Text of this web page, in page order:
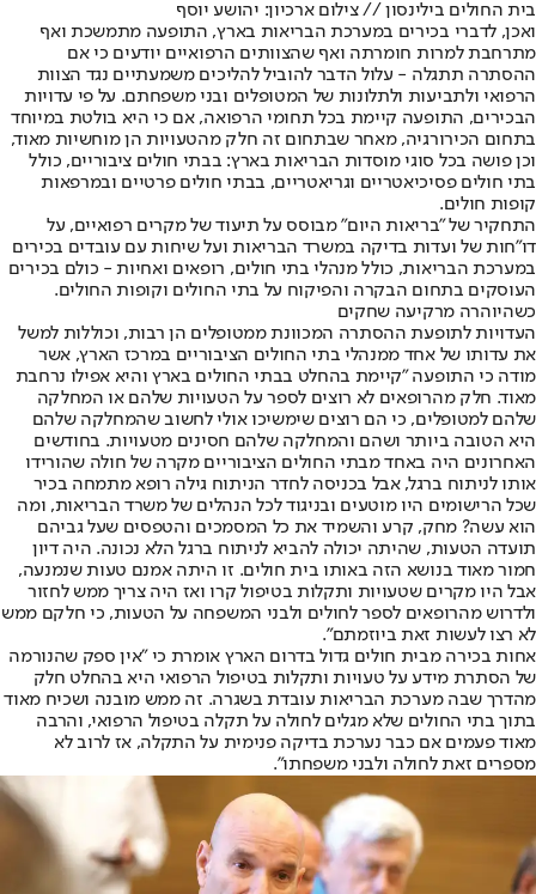
בית החולים בילינסון // צילום ארכיון: יהושע יוסף
ואכן, לדברי בכירים במערכת הבריאות בארץ, התופעה מתמשכת ואף
מתרחבת למרות חומרתה ואף שהצוותים הרפואיים יודעים כי אם
ההסתרה תתגלה - עלול הדבר להוביל להליכים משמעתיים נגד הצוות
הרפואי ולתביעות ולתלונות של המטופלים ובני משפחתם. על פי עדויות
הבכירים, התופעה קיימת בכל תחומי הרפואה, אם כי היא בולטת במיוחד
בתחום הכירורגיה, מאחר שבתחום זה חלק מהטעויות הן מוחשיות מאוד,
וכן פושה בכל סוגי מוסדות הבריאות בארץ: בבתי חולים ציבוריים, כולל
בתי חולים פסיכיאטריים וגריאטריים, בבתי חולים פרטיים ובמרפאות
קופות חולים.
התחקיר של "בריאות היום" מבוסס על תיעוד של מקרים רפואיים, על
דו"חות של ועדות בדיקה במשרד הבריאות ועל שיחות עם עובדים בכירים
במערכת הבריאות, כולל מנהלי בתי חולים, רופאים ואחיות - כולם בכירים
העוסקים בתחום הבקרה והפיקוח על בתי החולים וקופות החולים.
כשהיוהרה מרקיעה שחקים
העדויות לתופעת ההסתרה המכוונת ממטופלים הן רבות, וכוללות למשל
את עדותו של אחד ממנהלי בתי החולים הציבוריים במרכז הארץ, אשר
מודה כי התופעה "קיימת בהחלט בבתי החולים בארץ והיא אפילו נרחבת
מאוד. חלק מהרופאים לא רוצים לספר על הטעויות שלהם או המחלקה
שלהם למטופלים, כי הם רוצים שימשיכו אולי לחשוב שהמחלקה שלהם
היא הטובה ביותר ושהם והמחלקה שלהם חסינים מטעויות. בחודשים
האחרונים היה באחד מבתי החולים הציבוריים מקרה של חולה שהורידו
אותו לניתוח ברגל, אבל בכניסה לחדר הניתוח גילה רופא מתמחה בכיר
שכל הרישומים היו מוטעים ובניגוד לכל הנהלים של משרד הבריאות, ומה
הוא עשה? מחק, קרע והשמיד את כל המסמכים והטפסים שעל גביהם
תועדה הטעות, שהיתה יכולה להביא לניתוח ברגל הלא נכונה. היה דיון
חמור מאוד בנושא הזה באותו בית חולים. זו היתה אמנם טעות שנמנעה,
אבל היו מקרים שטעויות ותקלות בטיפול קרו ואז היה צריך ממש לחזור
ולדרוש מהרופאים לספר לחולים ולבני המשפחה על הטעות, כי חלקם ממש
לא רצו לעשות זאת ביוזמתם".
אחות בכירה מבית חולים גדול בדרום הארץ אומרת כי "אין ספק שהנורמה
של הסתרת מידע על טעויות ותקלות בטיפול הרפואי היא בהחלט חלק
מהדרך שבה מערכת הבריאות עובדת בשגרה. זה ממש מובנה ושכיח מאוד
בתוך בתי החולים שלא מגלים לחולה על תקלה בטיפול הרפואי, והרבה
מאוד פעמים אם כבר נערכת בדיקה פנימית על התקלה, אז לרוב לא
מספרים זאת לחולה ולבני משפחתו".